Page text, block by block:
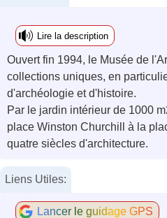
Lire la description
Ouvert fin 1994, le Musée de
collections uniques, en
d'archéologie et d'histoire.
Par le jardin intérieur de 1000
place Winston Churchill à la
quatre siècles d'architecture.
Liens Utiles:
Lancer le guidage GPS